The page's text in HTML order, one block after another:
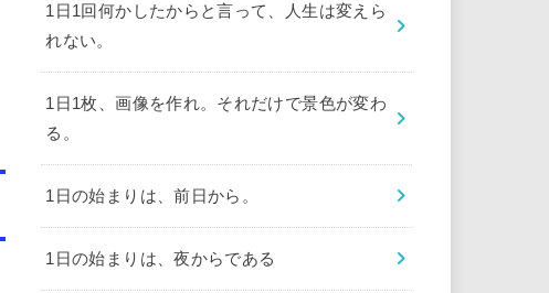
1日1回何かしたからと言って、人生は変えら
れない。
1日1枚、画像を作れ。それだけで景色が変わ
る。
1日の始まりは、前日から。
1日の始まりは、夜からである